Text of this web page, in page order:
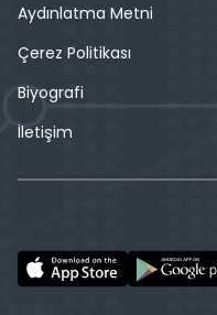
Aydınlatma Metni
Çerez Politikası
Biyografi
İletişim